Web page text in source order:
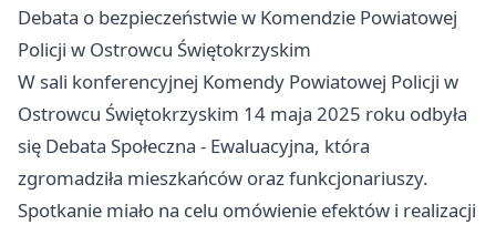
Debata o bezpieczeństwie w Komendzie Powiatowej
Policji w Ostrowcu Świętokrzyskim
W sali konferencyjnej Komendy Powiatowej Policji w
Ostrowcu Świętokrzyskim 14 maja 2025 roku odbyła
się Debata Społeczna - Ewaluacyjna, która
zgromadziła mieszkańców oraz funkcjonariuszy.
Spotkanie miało na celu omówienie efektów i realizacji